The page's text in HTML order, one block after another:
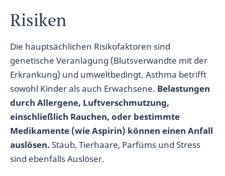
Risiken
Die hauptsächlichen Risikofaktoren sind
genetische Veranlagung (Blutsverwandte mit der
Erkrankung) und umweltbedingt. Asthma betrifft
sowohl Kinder als auch Erwachsene. Belastungen
durch Allergene, Luftverschmutzung,
einschließlich Rauchen, oder bestimmte
Medikamente (wie Aspirin) können einen Anfall
auslösen. Staub, Tierhaare, Parfüms und Stress
sind ebenfalls Auslöser.